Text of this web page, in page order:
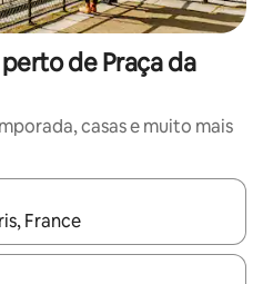
de Praça da
casas e muito mais
disponíveis, explore-os